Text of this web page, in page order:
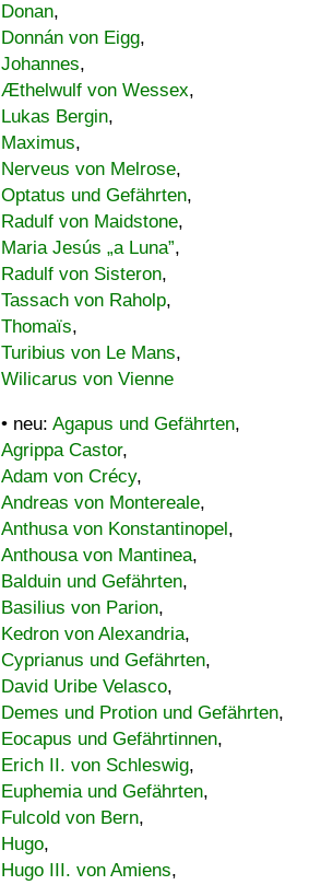
Donan,
Donnán von Eigg,
Johannes,
Æthelwulf von Wessex,
Lukas Bergin,
Maximus,
Nerveus von Melrose,
Optatus und Gefährten,
Radulf von Maidstone,
Maria Jesús „a Luna”,
Radulf von Sisteron,
Tassach von Raholp,
Thomaïs,
Turibius von Le Mans,
Wilicarus von Vienne
• neu: Agapus und Gefährten,
Agrippa Castor,
Adam von Crécy,
Andreas von Montereale,
Anthusa von Konstantinopel,
Anthousa von Mantinea,
Balduin und Gefährten,
Basilius von Parion,
Kedron von Alexandria,
Cyprianus und Gefährten,
David Uribe Velasco,
Demes und Protion und Gefährten,
Eocapus und Gefährtinnen,
Erich II. von Schleswig,
Euphemia und Gefährten,
Fulcold von Bern,
Hugo,
Hugo III. von Amiens,